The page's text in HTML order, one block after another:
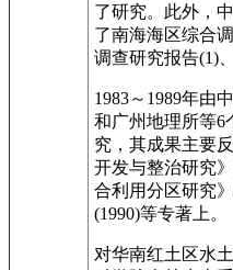
了研究。此外，
了南海海区综合
调查研究报告(1)、
1983～1989年由
和广州地理所等6
究，其成果主要
开发与整治研究
合利用分区研究
(1990)等专著上。
对华南红土区水